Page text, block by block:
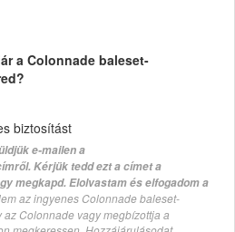
a Colonnade baleset-
biztosítást
e-mailen a
Kérjük tedd ezt a címet a
megkapd. Elolvastam és elfogadom a
az ingyenes Colonnade baleset-
Colonnade vagy megbízottja a